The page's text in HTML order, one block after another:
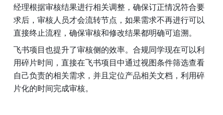
经理根据审核结果进行相关调整，确保订正情况符合要
求后，审核人员才会流转节点，如果需求不再进行可以
直接终止流程，确保审核和修改结果都明确可追溯。
飞书项目也提升了审核侧的效率。合规同学现在可以利
用碎片时间，直接在飞书项目中通过视图条件筛选查看
自己负责的相关需求，并且定位产品相关文档，利用碎
片化的时间完成审核。